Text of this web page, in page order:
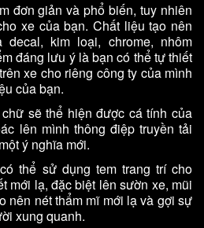
đơn giản và phổ biến, tuy nhiên
xe của bạn. Chất liệu tạo nên
kim loại, chrome, nhôm
đáng lưu ý là bạn có thể tự thiết
xe cho riêng công ty của mình
của bạn.
sẽ thể hiện được cá tính của
lên mình thông điệp truyền tải
ý nghĩa mới.
thể sử dụng tem trang trí cho
mới lạ, đặc biệt lên sườn xe, mũi
nên nét thẩm mĩ mới lạ và gợi sự
xung quanh.